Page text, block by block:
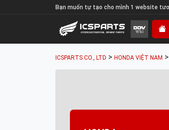
Bạn muốn tự tạo cho mình 1 website
ICSPARTS CO., LTD > HONDA VIỆT NAM >